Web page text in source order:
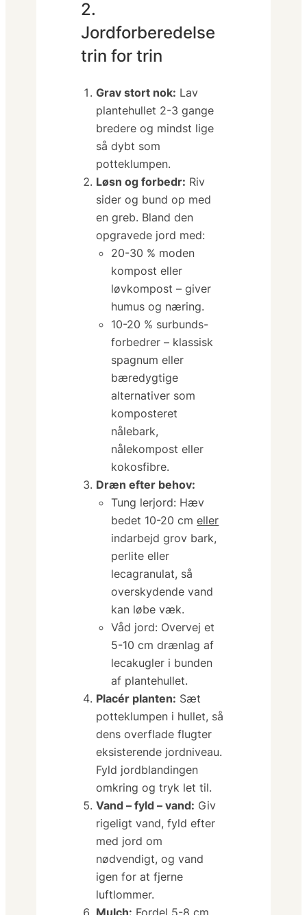
2.
Jordforberedelse
trin for trin
Grav stort nok: Lav
plantehullet 2-3 gange
bredere og mindst lige
så dybt som
potteklumpen.
Løsn og forbedr: Riv
sider og bund op med
en greb. Bland den
opgravede jord med:
20-30 % moden
kompost eller
løvkompost – giver
humus og næring.
10-20 % surbunds­
forbedrer – klassisk
spagnum eller
bæredygtige
alternativer som
komposteret
nålebark,
nålekompost eller
kokosfibre.
Dræn efter behov:
Tung lerjord: Hæv
bedet 10-20 cmeller
indarbejd grov bark,
perlite eller
lecagranulat, så
overskydende vand
kan løbe væk.
Våd jord: Overvej et
5-10 cm drænlag af
lecakugler i bunden
af plantehullet.
Placér planten: Sæt
potteklumpen i hullet, så
dens overflade flugter
eksisterende jordniveau.
Fyld jordblandingen
omkring og tryk let til.
Vand – fyld – vand: Giv
rigeligt vand, fyld efter
med jord om
nødvendigt, og vand
igen for at fjerne
luftlommer.